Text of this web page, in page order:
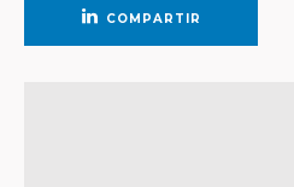
COMPARTIR